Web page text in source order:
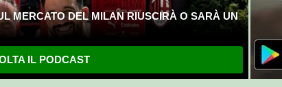
MERCATO DEL MILAN RIUSCIRÀ O SARÀ UN
IL PODCAST